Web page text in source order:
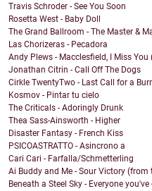
Travis Schroder - See You Soon
Rosetta West - Baby Doll
The Grand Ballroom - The Master &
Las Chorizeras - Pecadora
Andy Plews - Macclesfield, I Miss You
Jonathan Citrin - Call Off The Dogs
Cirkle TwentyTwo - Last Call for a
Kosmov - Pintar tu cielo
The Criticals - Adoringly Drunk
Thea Sass-Ainsworth - Higher
Disaster Fantasy - French Kiss
PSICOASTRATTO - Asincrono a
Cari Cari - Farfalla/Schmetterling
Ai Buddy and Me - Sour Victory (from
Beneath a Steel Sky - Everyone